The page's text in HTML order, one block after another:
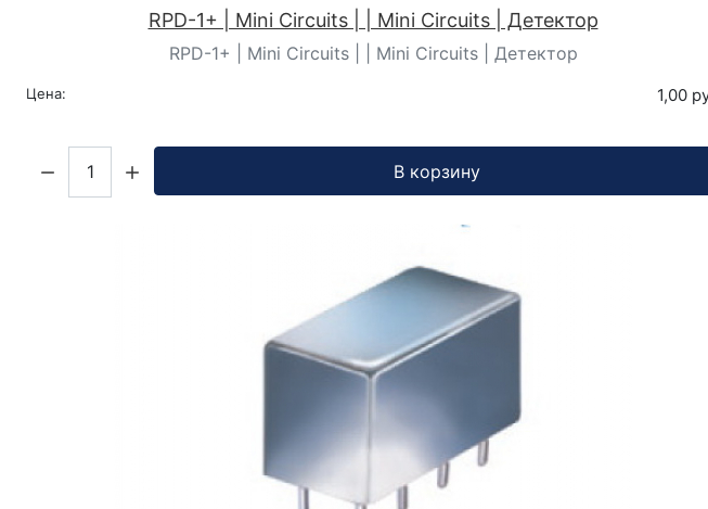
RPD-1+ | Mini Circuits | | Mini Circuits | Детектор
RPD-1+ | Mini Circuits | | Mini Circuits | Детектор
Цена: 1,00
В корзину